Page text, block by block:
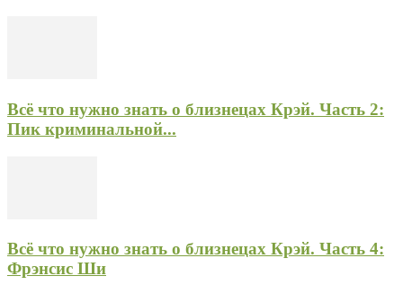
Всё что нужно знать о близнецах Крэй. Часть 2:
Пик криминальной...
Всё что нужно знать о близнецах Крэй. Часть 4:
Фрэнсис Ши